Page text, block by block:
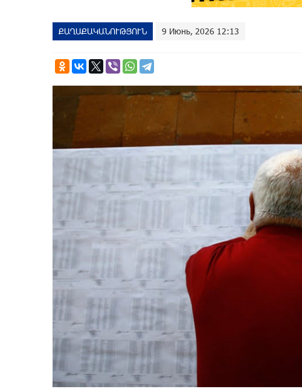
ՔԱՂԱՔԱԿԱՆՈՒԹՅՈՒՆ 9 Июнь, 2026 12:13